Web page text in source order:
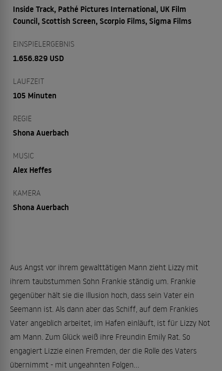
Inside Track, Pathé Pictures International, UK Film
Council, Scottish Screen, Scorpio Films, Sigma Films
EINSPIELERGEBNIS
1.656.829 USD
LAUFZEIT
105 Minuten
REGIE
Shona Auerbach
MUSIC
Alex Heffes
KAMERA
Shona Auerbach
Aus Angst vor ihrem gewalttätigen Mann zieht Lizzy mit
ihrem taubstummen Sohn Frankie ständig um. Frankie
gegenüber hält sie die Illusion hoch, dass sein Vater ein
Seemann ist. Als dann aber das Schiff, auf dem Frankies
Vater angeblich arbeitet, im Hafen einläuft, ist für Lizzy Not
am Mann. Zum Glück weiß ihre Freundin Emily Rat. So
engagiert Lizzie einen Fremden, der die Rolle des Vaters
übernimmt - mit ungeahnten Folgen...